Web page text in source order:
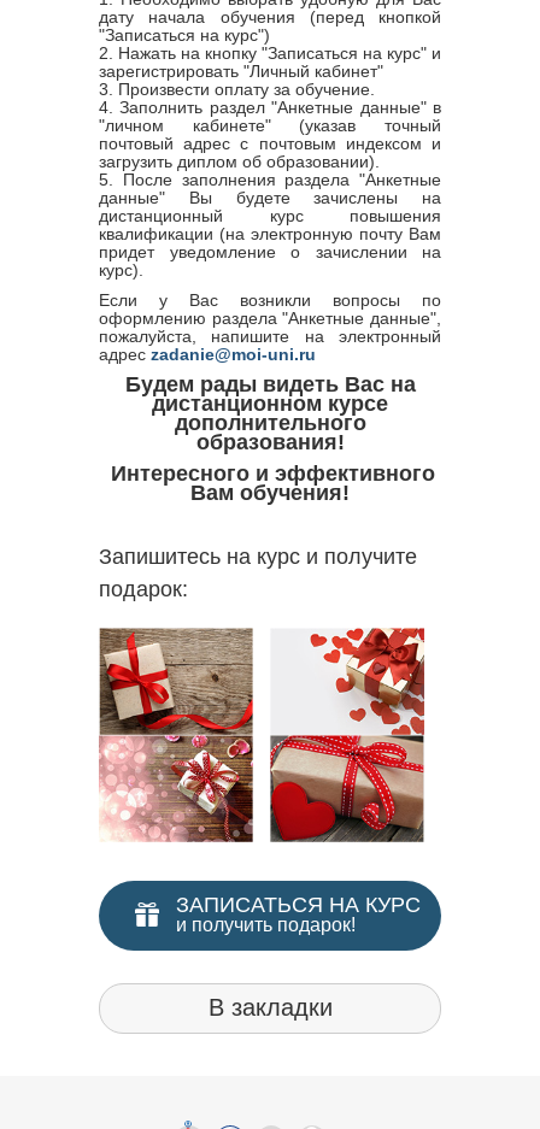
дату начала обучения (перед кнопкой
"Записаться на курс")
2. Нажать на кнопку "Записаться на курс" и
зарегистрировать "Личный кабинет"
3. Произвести оплату за обучение.
4. Заполнить раздел "Анкетные данные" в
"личном кабинете" (указав точный
почтовый адрес с почтовым индексом и
загрузить диплом об образовании).
5. После заполнения раздела "Анкетные
данные" Вы будете зачислены на
дистанционный курс повышения
квалификации (на электронную почту Вам
придет уведомление о зачислении на
курс).
Если у Вас возникли вопросы по
оформлению раздела "Анкетные данные",
пожалуйста, напишите на электронный
адрес zadanie@moi-uni.ru
Будем рады видеть Вас на
дистанционном курсе
дополнительного
образования!
Интересного и эффективного
Вам обучения!
Запишитесь на курс и получите
подарок:
ЗАПИСАТЬСЯ НА КУРС
и получить подарок!
В закладки